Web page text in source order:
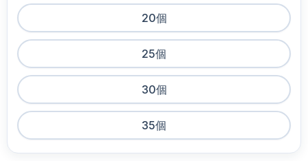
20個
25個
30個
35個